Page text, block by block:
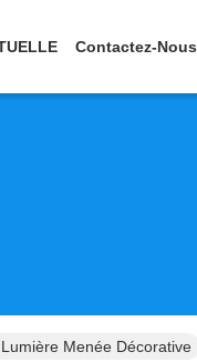
Contactez-Nous
Menée Décorative